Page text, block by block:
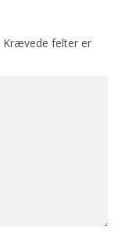
Krævede felter er